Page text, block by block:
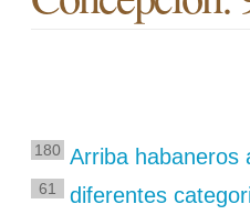
180 Arriba habaneros
61 diferentes